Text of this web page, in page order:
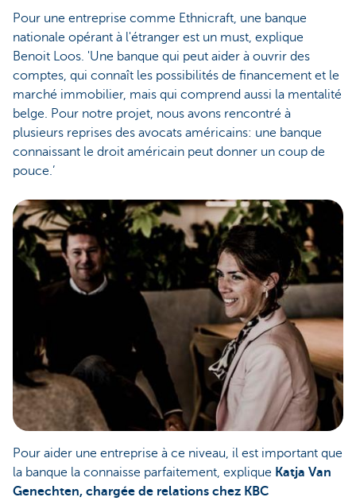
Pour une entreprise comme Ethnicraft, une banque
nationale opérant à l'étranger est un must, explique
Benoit Loos. 'Une banque qui peut aider à ouvrir des
comptes, qui connaît les possibilités de financement et le
marché immobilier, mais qui comprend aussi la mentalité
belge. Pour notre projet, nous avons rencontré à
plusieurs reprises des avocats américains: une banque
connaissant le droit américain peut donner un coup de
pouce.’
Pour aider une entreprise à ce niveau, il est important que
la banque la connaisse parfaitement, explique Katja Van
Genechten, chargée de relations chez KBC